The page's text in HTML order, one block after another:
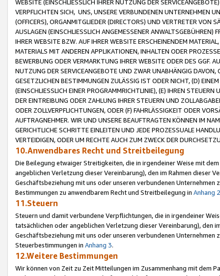
WEBSITE (EINSCHLIESSLICH IHRER NUTZUNG DER
VERPFLICHTEN SICH, UNS, UNSERE VERBUNDENEN UNTERNEHMEN
(OFFICERS), ORGANMITGLIEDER (DIRECTORS) UND VERTRETER VON
AUSLAGEN (EINSCHLIESSLICH ANGEMESSENER
IHRER WEBSITE BZW. AUF IHRER WEBSITE ERSCHEINENDEM
MATERIALS MIT ANDEREN APPLIKATIONEN, INHALTEN ODER
BEWERBUNG ODER VERMARKTUNG IHRER WEBSITE ODER DES GGF.
NUTZUNG DER SERVICEANGEBOTE UND ZWAR UNABHÄNGIG
GESETZLICHEN BESTIMMUNGEN ZULÄSSIG IST ODER NICHT, (D)
(EINSCHLIESSLICH EINER PROGRAMMRICHTLINIE), (E) IHREN
DER EINTREIBUNG ODER ZAHLUNG IHRER STEUERN UND
ODER ZOLLVERPFLICHTUNGEN, ODER (F) FAHRLÄSSIGKEIT ODER
AUFTRAGNEHMER. WIR UND UNSERE BEAUFTRAGTEN KÖNNEN IM
GERICHTLICHE SCHRITTE EINLEITEN UND JEDE PROZESSUALE
VERTEIDIGEN, ODER UM RECHTE AUCH ZUM ZWECK DER
10.Anwendbares Recht und Streitbeilegung
Die Beilegung etwaiger Streitigkeiten, die in irgendeiner Weise mit
angeblichen Verletzung dieser Vereinbarung), den im Rahmen dieser
Geschäftsbeziehung mit uns oder unseren verbundenen
Bestimmungen zu anwendbarem Recht und Streitbeilegung in Anhang 2
11.Steuern
Steuern und damit verbundene Verpflichtungen, die in irgendeiner
tatsächlichen oder angeblichen Verletzung dieser Vereinbarung), den
Geschäftsbeziehung mit uns oder unseren verbundenen
Steuerbestimmungen in Anhang 3.
12.Weitere Bestimmungen
Wir können von Zeit zu Zeit Mitteilungen im Zusammenhang mit dem